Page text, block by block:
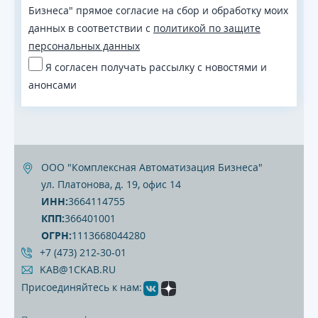
Бизнеса" прямое согласие на сбор и обработку моих
данных в соответствии с политикой по защите
персональных данных
Я согласен получать рассылку с новостями и
анонсами
ООО "Комплексная Автоматизация Бизнеса"
ул. Платонова, д. 19, офис 14
ИНН:3664114755
КПП:366401001
ОГРН:1113668044280
+7 (473) 212‐30‐01
KAB@1CKAB.RU
Присоединяйтесь к нам: